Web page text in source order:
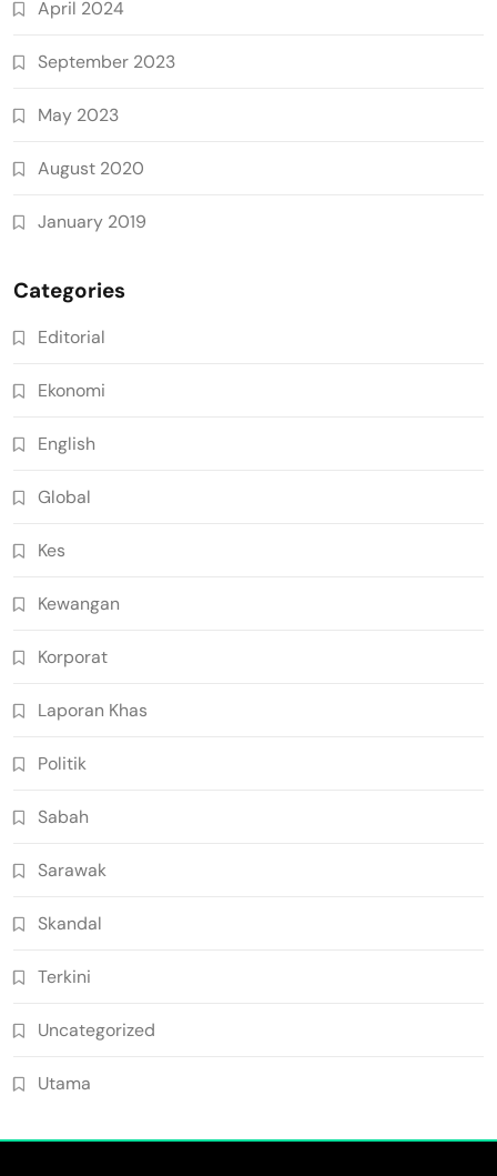
April 2024
September 2023
May 2023
August 2020
January 2019
Categories
Editorial
Ekonomi
English
Global
Kes
Kewangan
Korporat
Laporan Khas
Politik
Sabah
Sarawak
Skandal
Terkini
Uncategorized
Utama